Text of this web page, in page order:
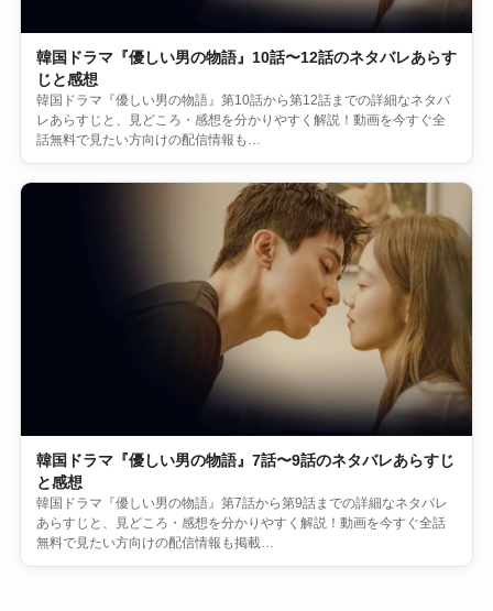
韓国ドラマ『優しい男の物語』10話〜12話のネタバレあらす
じと感想
韓国ドラマ『優しい男の物語』第10話から第12話までの詳細なネタバ
レあらすじと、見どころ・感想を分かりやすく解説！動画を今すぐ全
話無料で見たい方向けの配信情報も…
韓国ドラマ『優しい男の物語』7話〜9話のネタバレあらすじ
と感想
韓国ドラマ『優しい男の物語』第7話から第9話までの詳細なネタバレ
あらすじと、見どころ・感想を分かりやすく解説！動画を今すぐ全話
無料で見たい方向けの配信情報も掲載…